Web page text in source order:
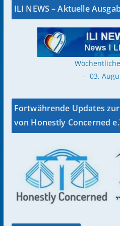
ILI NEWS – Aktuelle
– 03.
Fortwährende Updates
von Honestly Concerned